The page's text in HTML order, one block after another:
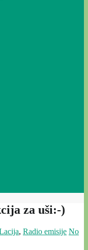
za uši:-)
, Radio emisije No